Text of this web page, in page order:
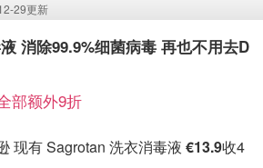
29更新
消除99.9%细菌病毒 再也不用去D
部额外9折
现有 Sagrotan 洗衣消毒液 €13.9收4